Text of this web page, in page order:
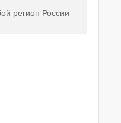
регион России